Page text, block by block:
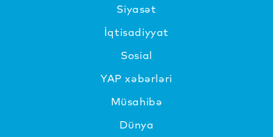
Siyasət
İqtisadiyyat
Sosial
YAP xəbərləri
Müsahibə
Dünya